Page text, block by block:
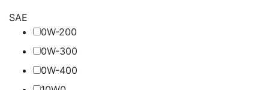
SAE
0W-200
0W-300
0W-400